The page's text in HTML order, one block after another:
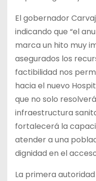
El gobernador
indicando que “el
marca un hito muy
asegurados los
factibilidad nos
hacia el nuevo
que no solo
infraestructura
fortalecerá la
atender a una
dignidad en el
La primera